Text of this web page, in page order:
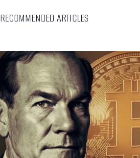
RECOMMENDED ARTICLES